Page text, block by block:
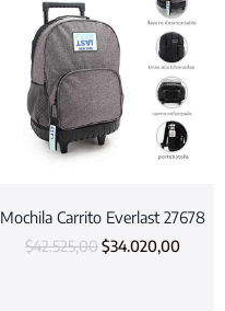
Mochila Carrito Everlast 27678
$42.525,00$34.020,00